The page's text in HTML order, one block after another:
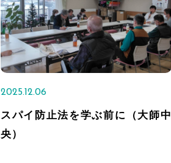
2025.12.06
スパイ防止法を学ぶ前に（大師中
央）